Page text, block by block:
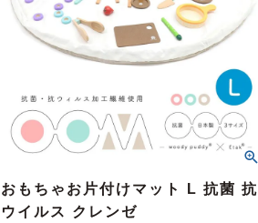
おもちゃお片付けマット L 抗菌 抗
ウイルス クレンゼ